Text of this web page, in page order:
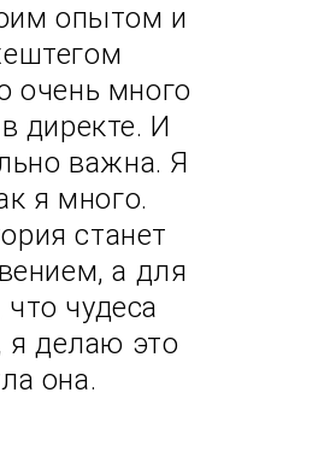
опытом и
очень много
директе. И
важна. Я
я много.
станет
а для
чудеса
я делаю это
она.